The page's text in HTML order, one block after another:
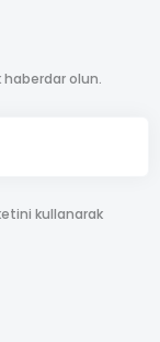
olun.
kullanarak